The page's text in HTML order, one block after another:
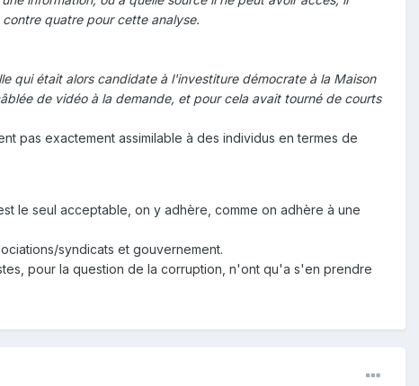
quatre pour cette analyse.
qui était alors candidate à l'investiture démocrate à la Maison
de vidéo à la demande, et pour cela avait tourné de courts
pas exactement assimilable à des individus en termes de
le seul acceptable, on y adhère, comme on adhère à une
syndicats et gouvernement.
pour la question de la corruption, n'ont qu'a s'en prendre